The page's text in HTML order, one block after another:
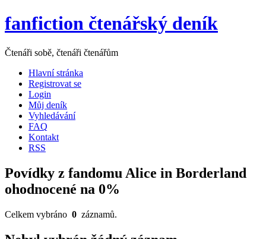
fanfiction čtenářský deník
Čtenáři sobě, čtenáři čtenářům
Hlavní stránka
Registrovat se
Login
Můj deník
Vyhledávání
FAQ
Kontakt
RSS
Povídky z fandomu Alice in Borderland
ohodnocené na 0%
Celkem vybráno 0 záznamů.